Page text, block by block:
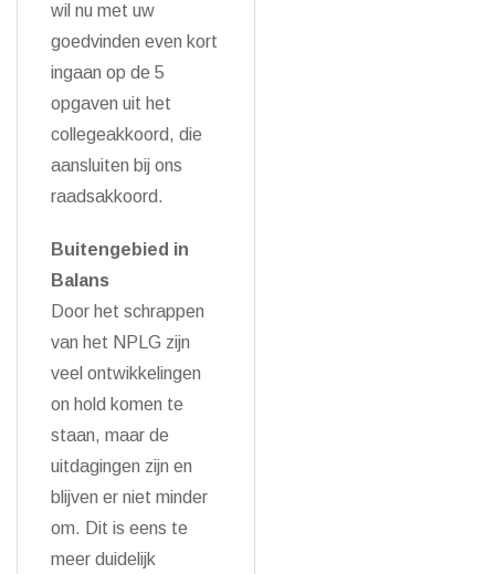
wil nu met uw
goedvinden even kort
ingaan op de 5
opgaven uit het
collegeakkoord, die
aansluiten bij ons
raadsakkoord.
Buitengebied in
Balans
Door het schrappen
van het NPLG zijn
veel ontwikkelingen
on hold komen te
staan, maar de
uitdagingen zijn en
blijven er niet minder
om. Dit is eens te
meer duidelijk